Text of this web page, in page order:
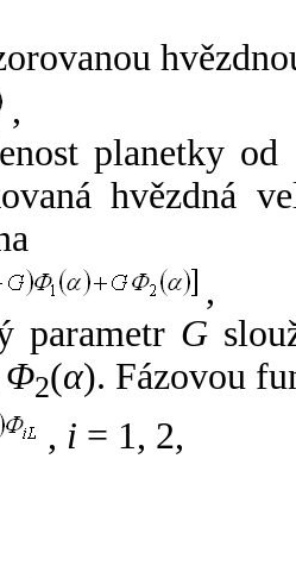
,
planetky od
hvězdná
,
parametr G
Φ2(α). Fázovou
, i = 1, 2,